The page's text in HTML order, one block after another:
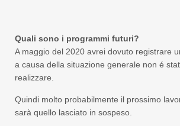
Quali sono i programmi futuri?
A maggio del 2020 avrei dovuto registrare
a causa della situazione generale non é
realizzare.
Quindi molto probabilmente il prossimo
sarà quello lasciato in sospeso.